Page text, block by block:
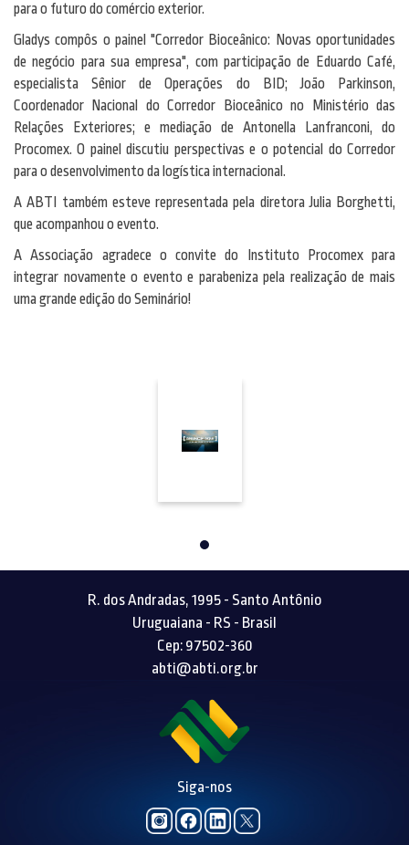
para o futuro do comércio exterior.
Gladys compôs o painel "Corredor Bioceânico: Novas oportunidades
de negócio para sua empresa", com participação de Eduardo Café,
especialista Sênior de Operações do BID; João Parkinson,
Coordenador Nacional do Corredor Bioceânico no Ministério das
Relações Exteriores; e mediação de Antonella Lanfranconi, do
Procomex. O painel discutiu perspectivas e o potencial do Corredor
para o desenvolvimento da logística internacional.
A ABTI também esteve representada pela diretora Julia Borghetti,
que acompanhou o evento.
A Associação agradece o convite do Instituto Procomex para
integrar novamente o evento e parabeniza pela realização de mais
uma grande edição do Seminário!
R. dos Andradas, 1995 - Santo Antônio
Uruguaiana - RS - Brasil
Cep: 97502-360
abti@abti.org.br
Siga-nos